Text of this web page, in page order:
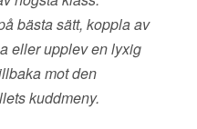
bästa sätt, koppla av
eller upplev en lyxig
mot den
kuddmeny.